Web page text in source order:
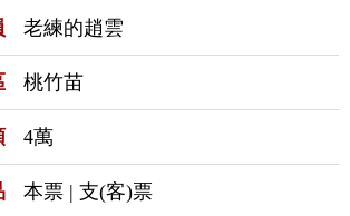
老練的趙雲
桃竹苗
4萬
本票 | 支(客)票